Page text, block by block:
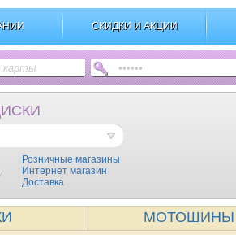
СКИДКИ И АКЦИИ
Розничные магазины
Интернет магазин
Доставка
МОТОШИНЫ